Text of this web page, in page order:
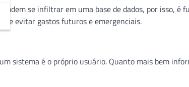
se infiltrar em uma base de dados, por isso, é
e evitar gastos futuros e emergenciais.
sistema é o próprio usuário. Quanto mais bem